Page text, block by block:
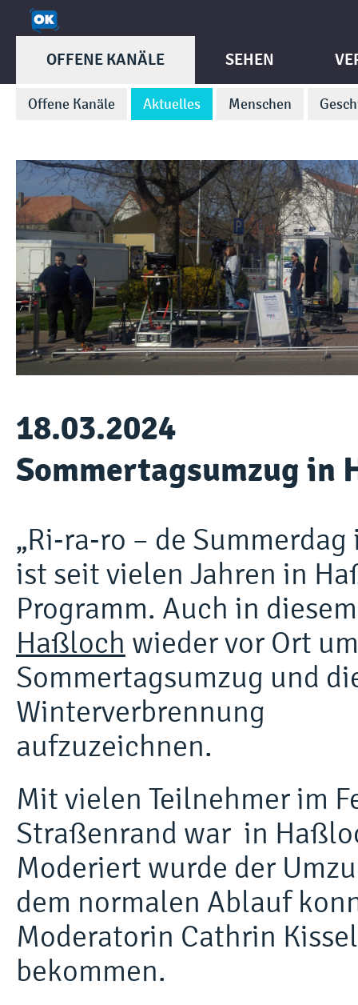
OFFENE KANÄLE
Offene Kanäle Aktuelles Menschen
SEHEN
18.03.2024
Sommertagsumzug in
„Ri-ra-ro – de
ist seit vielen Jahren in
Programm. Auch in
Haßloch wieder vor Ort
Sommertagsumzug und
Winterverbrennung
aufzuzeichnen.
Mit vielen Teilnehmer im
Straßenrand war in
Moderiert wurde der
dem normalen Ablauf
Moderatorin Cathrin
bekommen.